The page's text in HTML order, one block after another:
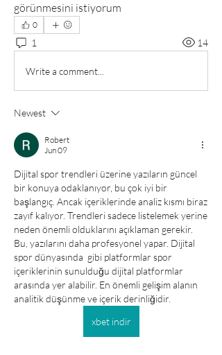
görünmesini istiyorum
0
1 14
Write a comment...
Newest
Robert
Jun 09
Dijital spor trendleri üzerine yazıların güncel
bir konuya odaklanıyor, bu çok iyi bir
başlangıç. Ancak içeriklerinde analiz kısmı biraz
zayıf kalıyor. Trendleri sadece listelemek yerine
neden önemli olduklarını açıklaman gerekir.
Bu, yazılarını daha profesyonel yapar. Dijital
spor dünyasında  gibi platformlar spor
içeriklerinin sunulduğu dijital platformlar
arasında yer alabilir. En önemli gelişim alanın
analitik düşünme ve içerik derinliğidir.
xbet indir